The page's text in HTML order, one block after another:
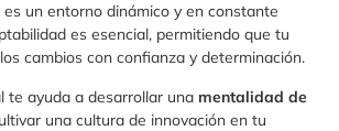
es un entorno dinámico y en constante
es esencial, permitiendo que tu
cambios con confianza y determinación.
te ayuda a desarrollar una mentalidad de
una cultura de innovación en tu